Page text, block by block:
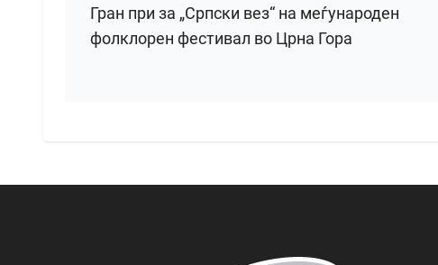
Гран при за „Српски вез“ на меѓународен
фолклорен фестивал во Црна Гора